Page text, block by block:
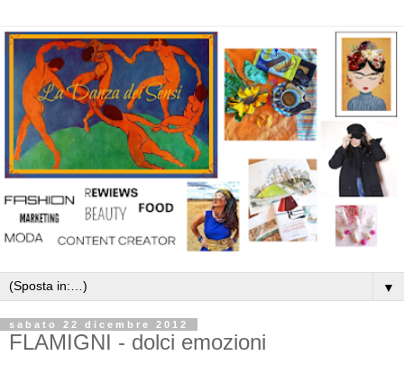
▼
sabato 22 dicembre 2012
FLAMIGNI - dolci emozioni